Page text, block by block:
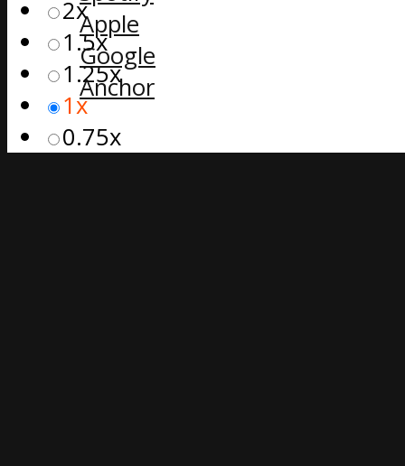
2x
1.5x
1.25x
1x
0.75x
Apple
Google
Anchor